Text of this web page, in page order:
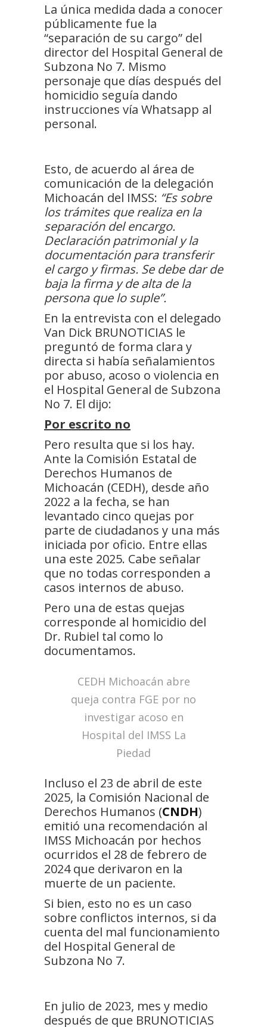
La única medida dada a conocer
públicamente fue la
“separación de su cargo” del
director del Hospital General de
Subzona No 7. Mismo
personaje que días después del
homicidio seguía dando
instrucciones vía Whatsapp al
personal.
Esto, de acuerdo al área de
comunicación de la delegación
Michoacán del IMSS: “Es sobre
los trámites que realiza en la
separación del encargo.
Declaración patrimonial y la
documentación para transferir
el cargo y firmas. Se debe dar de
baja la firma y de alta de la
persona que lo suple”.
En la entrevista con el delegado
Van Dick BRUNOTICIAS le
preguntó de forma clara y
directa si había señalamientos
por abuso, acoso o violencia en
el Hospital General de Subzona
No 7. El dijo:
Por escrito no
Pero resulta que si los hay.
Ante la Comisión Estatal de
Derechos Humanos de
Michoacán (CEDH), desde año
2022 a la fecha, se han
levantado cinco quejas por
parte de ciudadanos y una más
iniciada por oficio. Entre ellas
una este 2025. Cabe señalar
que no todas corresponden a
casos internos de abuso.
Pero una de estas quejas
corresponde al homicidio del
Dr. Rubiel tal como lo
documentamos.
CEDH Michoacán abre
queja contra FGE por no
investigar acoso en
Hospital del IMSS La
Piedad
Incluso el 23 de abril de este
2025, la Comisión Nacional de
Derechos Humanos (CNDH)
emitió una recomendación al
IMSS Michoacán por hechos
ocurridos el 28 de febrero de
2024 que derivaron en la
muerte de un paciente.
Si bien, esto no es un caso
sobre conflictos internos, si da
cuenta del mal funcionamiento
del Hospital General de
Subzona No 7.
En julio de 2023, mes y medio
después de que BRUNOTICIAS